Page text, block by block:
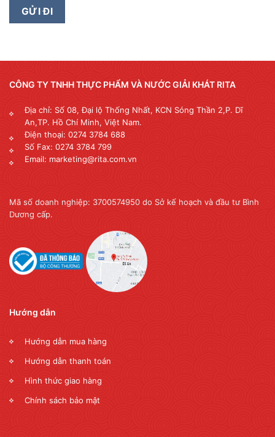
CÔNG TY TNHH THỰC PHẨM VÀ NƯỚC GIẢI KHÁT RITA
Địa chỉ: Số 08, Đại lộ Thống Nhất, KCN Sóng Thần 2,P. Dĩ
An,TP. Hồ Chí Minh, Việt Nam.
Điện thoại: 0274 3784 688
Số Fax: 0274 3784 799
Email: marketing@rita.com.vn
Mã số doanh nghiệp: 3700574950 do Sở kế hoạch và đầu tư Bình
Dương cấp.
Hướng dẫn
Hướng dẫn mua hàng
Hướng dẫn thanh toán
Hình thức giao hàng
Chính sách bảo mật